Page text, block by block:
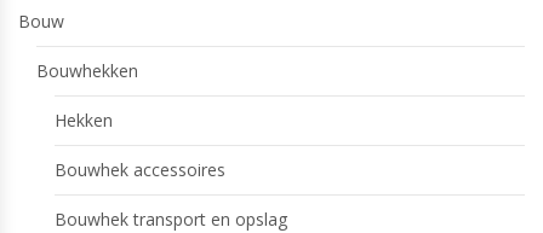
Bouw
Bouwhekken
Hekken
Bouwhek accessoires
Bouwhek transport en opslag